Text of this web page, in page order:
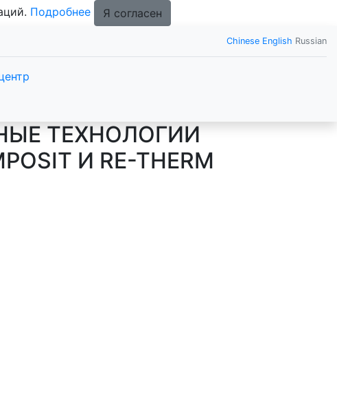
Подробнее Я согласен
Chinese English Russian
ТЕХНОЛОГИИ
И RE-THERM